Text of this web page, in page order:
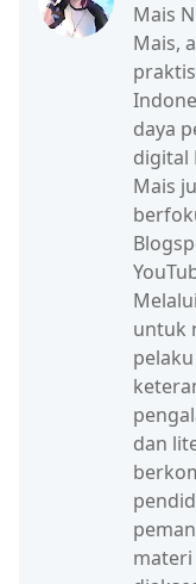
Mais
Mais,
daya
digital
Mais
untuk
dan